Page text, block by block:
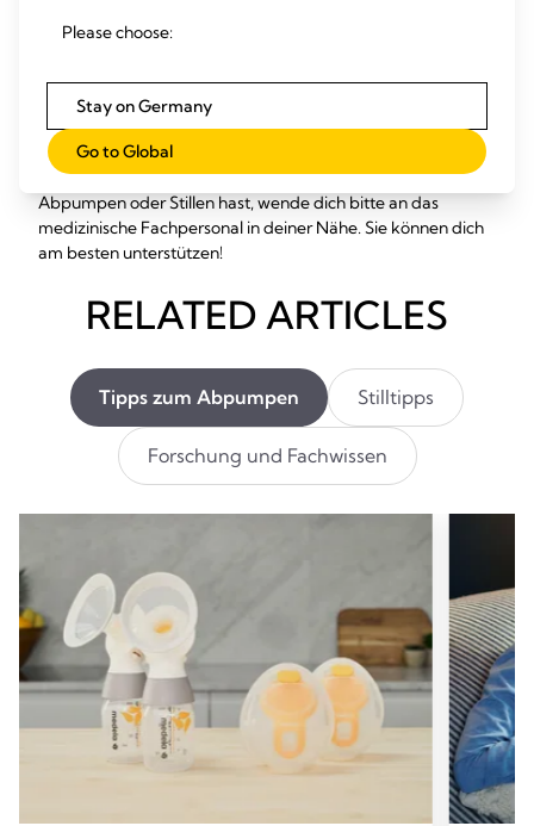
Downloads
Wenn du weitere Fragen zum Thema Symphony,
Abpumpen oder Stillen hast, wende dich bitte an das
medizinische Fachpersonal in deiner Nähe. Sie können dich
am besten unterstützen!
RELATED ARTICLES
Tipps zum Abpumpen Stilltipps
Forschung und Fachwissen
Please choose:
Stay on Germany
Go to Global